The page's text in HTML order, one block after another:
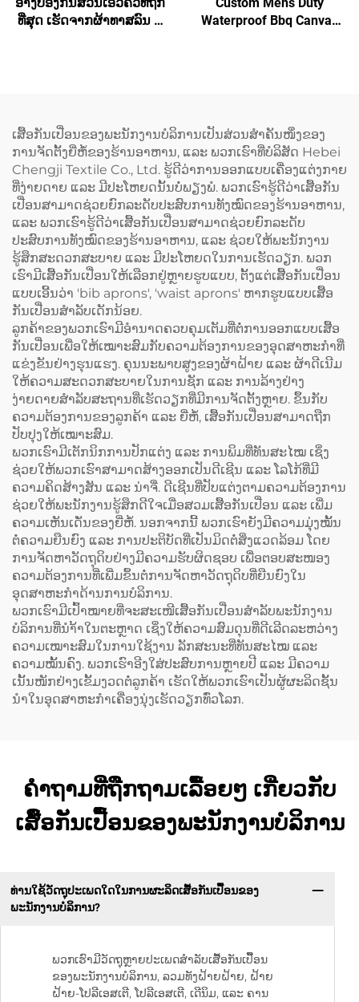
ທີ່ສຸດ ເຮັດຈາກຜ້າທາສລົນ ມີ
Waterproof Bbq Canvas
ເສື້ອກັນເປື່ອນຂອງພະນັກງານບໍລິການເປັນສ່ວນສຳຄັນໜຶ່ງຂອງ
ການຈັດຕັ້ງຍີ່ຫໍ້ຂອງຮ້ານອາຫານ, ແລະ ພວກເຮົາທີ່ບໍລິສັດ Hebei
Chengji Textile Co., Ltd. ຮູ້ດີວ່າການອອກແບບເຄື່ອງແຕ່ງກາຍ
ທີ່ງ່າຍດາຍ ແລະ ມີປະໂຫຍດນັ້ນບໍ່ພຽງພໍ. ພວກເຮົາຮູ້ດີວ່າເສື້ອກັນ
ເປື່ອນສາມາດຊ່ວຍຍົກລະດັບປະສົບການທັງໝົດຂອງຮ້ານອາຫານ,
ແລະ ພວກເຮົາຮູ້ດີວ່າເສື້ອກັນເປື່ອນສາມາດຊ່ວຍຍົກລະດັບ
ປະສົບການທັງໝົດຂອງຮ້ານອາຫານ, ແລະ ຊ່ວຍໃຫ້ພະນັກງານ
ຮູ້ສຶກສະດວກສະບາຍ ແລະ ມີປະໂຫຍດໃນການເຮັດວຽກ. ພວກ
ເຮົາມີເສື້ອກັນເປື່ອນໃຫ້ເລືອກຢູ່ຫຼາຍຮູບແບບ, ຕັ້ງແຕ່ເສື້ອກັນເປື່ອນ
ແບບເອີ້ນວ່າ 'bib aprons', 'waist aprons' ຫາກຮູບແບບເສື້ອ
ກັນເປື່ອນສຳລັບເດັກນ້ອຍ.
ລູກຄ້າຂອງພວກເຮົາມີອຳນາດຄວບຄຸມເຕັມທີ່ຕໍ່ການອອກແບບເສື້ອ
ກັນເປື່ອນເພື່ອໃຫ້ເໝາະສົມກັບຄວາມຕ້ອງການຂອງອຸດສາຫະກຳທີ່
ແຂ່ງຂັນຢ່າງຮຸນແຮງ. ຄຸນນະພາບສູງຂອງຜ້າຝ້າຍ ແລະ ຜ້າດີເນີມ
ໃຫ້ຄວາມສະດວກສະບາຍໃນການຊັກ ແລະ ການລ້າງຢ່າງ
ງ່າຍດາຍສຳລັບສະຖານທີ່ເຮັດວຽກທີ່ມີການຈັດຕັ້ງຫຼາຍ. ຂຶ້ນກັບ
ຄວາມຕ້ອງການຂອງລູກຄ້າ ແລະ ຍີ່ຫໍ້, ເສື້ອກັນເປື່ອນສາມາດຖືກ
ປັບປຸງໃຫ້ເໝາະສົມ.
ພວກເຮົາມີເຕັກນິກການປັກແຕ່ງ ແລະ ການພິມທີ່ທັນສະໄໝ ເຊິ່ງ
ຊ່ວຍໃຫ້ພວກເຮົາສາມາດສ້າງອອກເປັນດີເຊີນ ແລະ ໂລໂກ້ທີ່ມີ
ຄວາມຄິດສ້າງສັນ ແລະ ນ່າຈື່. ດີເຊີນທີ່ປັບແຕ່ງຕາມຄວາມຕ້ອງການ
ຊ່ວຍໃຫ້ພະນັກງານຮູ້ສຶກດີໃຈເມື່ອສວມເສື້ອກັນເປື່ອນ ແລະ ເພີ່ມ
ຄວາມເຫັນເດັ່ນຂອງຍີ່ຫໍ້. ນອກຈາກນີ້ ພວກເຮົາຍັງມີຄວາມມຸ່ງໝັ້ນ
ຕໍ່ຄວາມຍືນຍົງ ແລະ ການປະຕິບັດທີ່ເປັນມິດຕໍ່ສິ່ງແວດລ້ອມ ໂດຍ
ການຈັດຫາວັດຖຸດິບຢ່າງມີຄວາມຮັບຜິດຊອບ ເພື່ອຕອບສະໜອງ
ຄວາມຕ້ອງການທີ່ເພີ່ມຂຶ້ນຕໍ່ການຈັດຫາວັດຖຸດິບທີ່ຍືນຍົງໃນ
ອຸດສາຫະກຳດ້ານການບໍລິການ.
ພວກເຮົາມີເປົ້າໝາຍທີ່ຈະສະເໜີເສື້ອກັນເປື່ອນສຳລັບພະນັກງານ
ບໍລິການທີ່ນຳ້້າໃນຕະຫຼາດ ເຊິ່ງໃຫ້ຄວາມສົມດຸນທີ່ດີເລີດລະຫວ່າງ
ຄວາມເໝາະສົມໃນການໃຊ້ງານ ລັກສະນະທີ່ທັນສະໄໝ ແລະ
ຄວາມໝັ້ນຄົງ. ພວກເຮົາອີງໃສ່ປະສົບການຫຼາຍປີ ແລະ ມີຄວາມ
ເນັ້ນໜັກຢ່າງເຂັ້ມງວດຕໍ່ລູກຄ້າ ເຮັດໃຫ້ພວກເຮົາເປັນຜູ້ຜະລິດຊັ້ນ
ນຳໃນອຸດສາຫະກຳເຄື່ອງນຸ່ງເຮັດວຽກທົ່ວໂລກ.
ຄຳຖາມທີ່ຖືກຖາມເລື້ອຍໆ ເກີ່ຍວກັບ
ເສື້ອກັນເປື້ອນຂອງພະນັກງານບໍລິການ
ທ່ານໃຊ້ວັດຖຸປະເພດໃດໃນການຜະລິດເສື້ອກັນເປື້ອນຂອງ
ພະນັກງານບໍລິການ?
ພວກເຮົາມີວັດຖຸຫຼາຍປະເພດສຳລັບເສື້ອກັນເປື້ອນ
ຂອງພະນັກງານບໍລິການ, ລວມທັງຝ້າຍຝ້າຍ, ຝ້າຍ
ຝ້າຍ-ໂປລີເອສເຕີ, ໂປລີເອສເຕີ, ເດີນິມ, ແລະ ຄານ